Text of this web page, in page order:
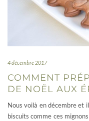
4 décembre 2017
COMMENT
DE NOËL AUX
Nous voilà en décembre et
biscuits comme ces